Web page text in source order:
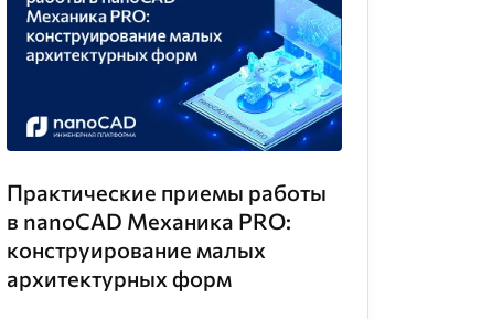
Практические приемы работы
в nanoCAD Механика PRO:
конструирование малых
архитектурных форм